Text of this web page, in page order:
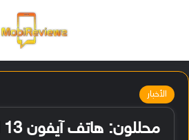
الأخبار